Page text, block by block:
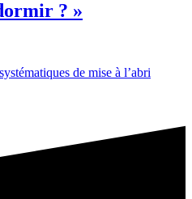
? »
de mise à l’abri